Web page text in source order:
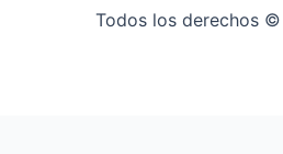
Todos los derechos